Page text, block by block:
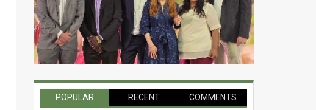
POPULAR RECENT COMMENTS